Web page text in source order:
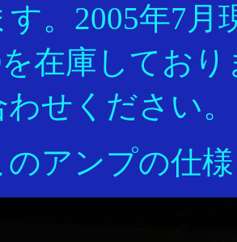
す。2005年7
在庫してお
せください。
のアンプの仕